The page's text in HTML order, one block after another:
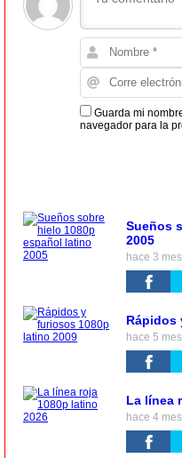
Guarda mi
navegador para la
Sueños
2005
hace 3
Rápidos
hace 5
La línea
hace 4